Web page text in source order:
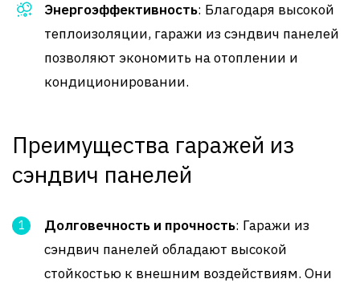
Энергоэффективность: Благодаря высокой
теплоизоляции, гаражи из сэндвич панелей
позволяют экономить на отоплении и
кондиционировании.
Преимущества гаражей из
сэндвич панелей
Долговечность и прочность: Гаражи из
сэндвич панелей обладают высокой
стойкостью к внешним воздействиям. Они